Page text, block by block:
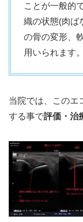
ことが一般的
織の状態(肉ば
の骨の変形、
用いられます。
当院では、このエ
する事で評価・治